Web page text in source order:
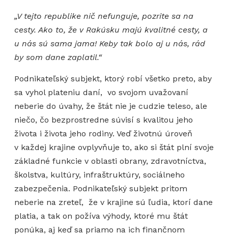
„V tejto republike nič nefunguje, pozrite sa na
cesty. Ako to, že v Rakúsku majú kvalitné cesty, a
u nás sú sama jama! Keby tak bolo aj u nás, rád
by som dane zaplatil.“
Podnikateľský subjekt, ktorý robí všetko preto, aby
sa vyhol plateniu daní, vo svojom uvažovaní
neberie do úvahy, že štát nie je cudzie teleso, ale
niečo, čo bezprostredne súvisí s kvalitou jeho
života i života jeho rodiny. Veď životnú úroveň
v každej krajine ovplyvňuje to, ako si štát plní svoje
základné funkcie v oblasti obrany, zdravotníctva,
školstva, kultúry, infraštruktúry, sociálneho
zabezpečenia. Podnikateľský subjekt pritom
neberie na zreteľ, že v krajine sú ľudia, ktorí dane
platia, a tak on požíva výhody, ktoré mu štát
ponúka, aj keď sa priamo na ich finančnom